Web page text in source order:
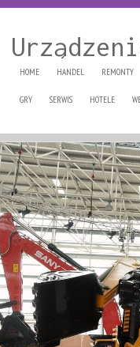
HOME HANDEL REMONTY
GRY SERWIS HOTELE